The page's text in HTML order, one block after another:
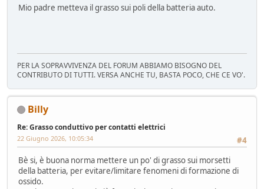
Mio padre metteva il grasso sui poli della batteria auto.
PER LA SOPRAVVIVENZA DEL FORUM ABBIAMO BISOGNO DEL
CONTRIBUTO DI TUTTI. VERSA ANCHE TU, BASTA POCO, CHE CE VO'.
Billy
Re: Grasso conduttivo per contatti elettrici
#4
22 Giugno 2026, 10:05:34
Bè si, è buona norma mettere un po' di grasso sui morsetti
della batteria, per evitare/limitare fenomeni di formazione di
ossido.